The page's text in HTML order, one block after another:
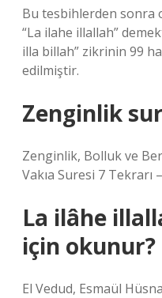
Bu tesbihlerden sonra
“La ilahe illallah”
illa billah” zikrinin 99
edilmiştir.
Zenginlik
Zenginlik, Bolluk ve
Vakıa Suresi 7 Tekrarı
La ilâhe
için okunur?
El Vedud, Esmaül